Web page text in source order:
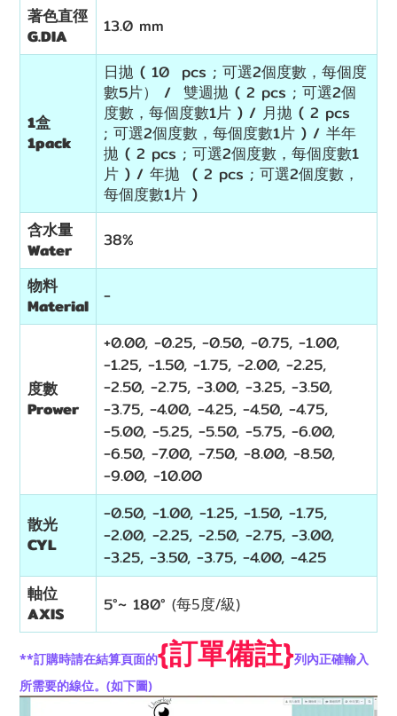
著色直徑
G.DIA
13.0 mm
1盒
1pack
日拋 ( 10 pcs ; 可選2個度數，每個度
數5片） / 雙週拋 ( 2 pcs ; 可選2個
度數，每個度數1片 ) / 月拋 ( 2 pcs
; 可選2個度數，每個度數1片 ) / 半年
拋 ( 2 pcs ; 可選2個度數，每個度數1
片 ) / 年拋 ( 2 pcs ; 可選2個度數，
每個度數1片 )
含水量
Water
38%
物料
Material
-
度數
Prower
+0.00, -0.25, -0.50, -0.75, -1.00,
-1.25, -1.50, -1.75, -2.00, -2.25,
-2.50, -2.75, -3.00, -3.25, -3.50,
-3.75, -4.00, -4.25, -4.50, -4.75,
-5.00, -5.25, -5.50, -5.75, -6.00,
-6.50, -7.00, -7.50, -8.00, -8.50,
-9.00, -10.00
散光
CYL
-0.50, -1.00, -1.25, -1.50, -1.75,
-2.00, -2.25, -2.50, -2.75, -3.00,
-3.25, -3.50, -3.75, -4.00, -4.25
軸位
AXIS
5°~ 180° (每5度/級)
**訂購時請在結算頁面的{訂單備註}列內正確輸入
所需要的線位。 (如下圖)